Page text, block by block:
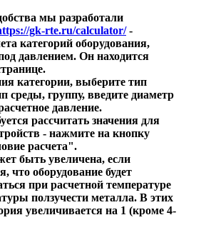
мы разработали
gk-rte.ru/calculator/-
категорий оборудования,
давлением. Он находится
категории, выберите тип
среды, группу, введите диаметр
давление.
рассчитать значения для
- нажмите на кнопку
расчета".
быть увеличена, если
что оборудование будет
при расчетной температуре
ползучести металла. В этих
увеличивается на 1 (кроме 4-